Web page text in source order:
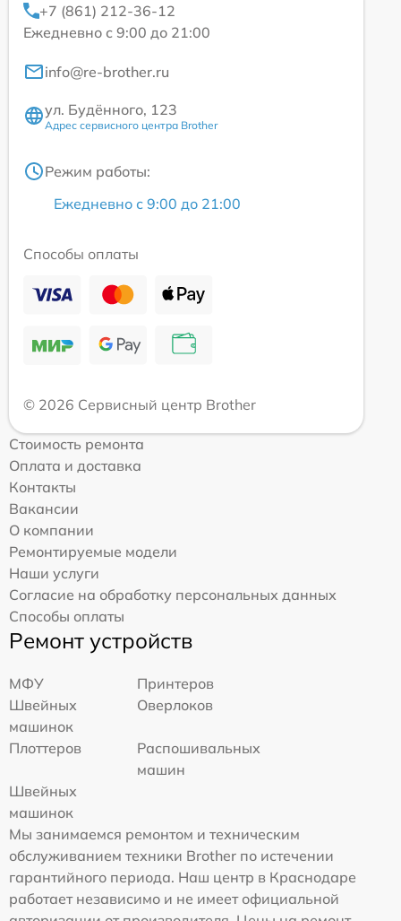
+7 (861) 212-36-12
Ежедневно с 9:00 до 21:00
info@re-brother.ru
ул. Будённого, 123
Адрес сервисного центра Brother
Режим работы:
Ежедневно с 9:00 до 21:00
Способы оплаты
© 2026 Сервисный центр Brother
Стоимость ремонта
Оплата и доставка
Контакты
Вакансии
О компании
Ремонтируемые модели
Наши услуги
Согласие на обработку персональных данных
Способы оплаты
Ремонт устройств
МФУ
Принтеров
Швейных
машинок
Оверлоков
Плоттеров
Распошивальных
машин
Швейных
машинок
Мы занимаемся ремонтом и техническим
обслуживанием техники Brother по истечении
гарантийного периода. Наш центр в Краснодаре
работает независимо и не имеет официальной